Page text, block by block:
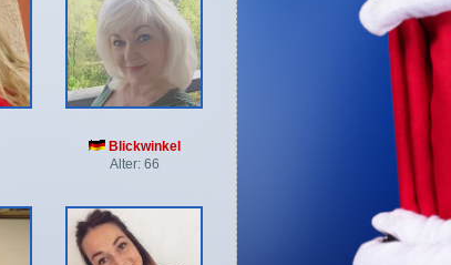
Blickwinkel
Alter: 66